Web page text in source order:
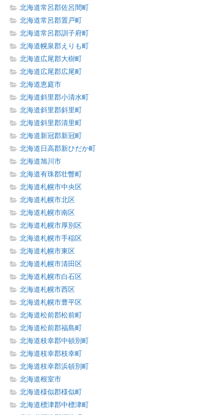
北海道常呂郡佐呂間町
北海道常呂郡置戸町
北海道常呂郡訓子府町
北海道幌泉郡えりも町
北海道広尾郡大樹町
北海道広尾郡広尾町
北海道恵庭市
北海道斜里郡小清水町
北海道斜里郡斜里町
北海道斜里郡清里町
北海道新冠郡新冠町
北海道日高郡新ひだか町
北海道旭川市
北海道有珠郡壮瞥町
北海道札幌市中央区
北海道札幌市北区
北海道札幌市南区
北海道札幌市厚別区
北海道札幌市手稲区
北海道札幌市東区
北海道札幌市清田区
北海道札幌市白石区
北海道札幌市西区
北海道札幌市豊平区
北海道松前郡松前町
北海道松前郡福島町
北海道枝幸郡中頓別町
北海道枝幸郡枝幸町
北海道枝幸郡浜頓別町
北海道根室市
北海道様似郡様似町
北海道標津郡中標津町